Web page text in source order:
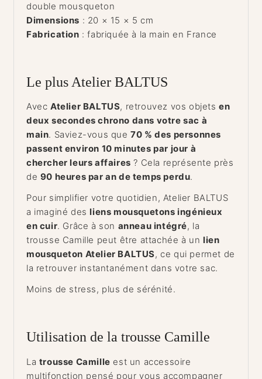
double mousqueton
Dimensions : 20 × 15 × 5 cm
Fabrication : fabriquée à la main en France
Le plus Atelier BALTUS
Avec Atelier BALTUS, retrouvez vos objetsen
deux secondes chrono dans votre sac à
main. Saviez-vous que70 % des personnes
passent environ 10 minutes par jour à
chercher leurs affaires ? Cela représente près
de 90 heures par an de temps perdu.
Pour simplifier votre quotidien, Atelier BALTUS
a imaginé des liens mousquetons ingénieux
en cuir. Grâce à son anneau intégré, la
trousse Camille peut être attachée à un lien
mousqueton Atelier BALTUS, ce qui permet de
la retrouver instantanément dans votre sac.
Moins de stress, plus de sérénité.
Utilisation de la trousse Camille
La trousse Camille est un accessoire
multifonction pensé pour vous accompagner